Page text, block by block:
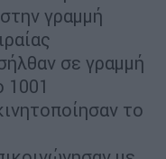
γραμμή
σε γραμμή
1001
το